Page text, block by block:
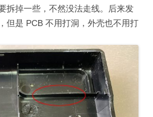
拆掉一些，不然没法走线。后来发
但是 PCB 不用打洞，外壳也不用打